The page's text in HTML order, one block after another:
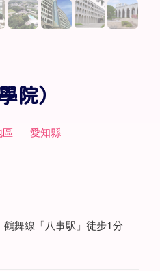
院）
｜ 愛知縣
鶴舞線「八事駅」徒步1分